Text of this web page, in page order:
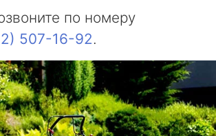
по номеру
507-16-92.